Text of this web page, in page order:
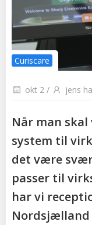
Curiscare
okt 2 / jens
Når man
system til
det være
passer til
har vi
Nordsjælland